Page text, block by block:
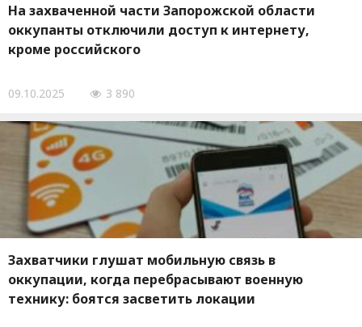
На захваченной части Запорожской области
оккупанты отключили доступ к интернету,
кроме российского
09.10.2025 3 890
Захватчики глушат мобильную связь в
оккупации, когда перебрасывают военную
технику: боятся засветить локации